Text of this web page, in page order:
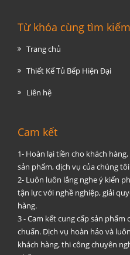
Từ khóa cùng tìm kiếm
Trang chủ
Thiết Kế Tủ Bếp Hiện Đại
Liên hệ
Cam kết
1- Hoàn lại tiền cho khách
sản phẩm, dịch vụ của chúng
2- Luôn luôn lắng nghe ý kiến
tận lực với nghề nghiệp, giải
hàng.
3 - Cam kết cung cấp sản
chuẩn. Dịch vụ hoàn hảo và
khách hàng, thi công chuyên